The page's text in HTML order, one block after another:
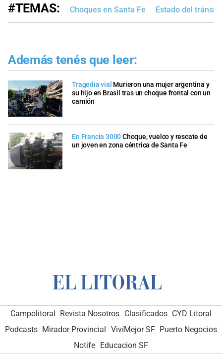
#TEMAS: Choques en Santa Fe Estado del tránsito
Además tenés que leer:
Tragedia vial Murieron una mujer argentina y
su hijo en Brasil tras un choque frontal con un
camión
En Francia 3000Choque, vuelco y rescate de
un joven en zona céntrica de Santa Fe
Campolitoral Revista Nosotros Clasificados CYD Litoral
Podcasts Mirador Provincial VivíMejor SF Puerto Negocios
Notife Educacion SF